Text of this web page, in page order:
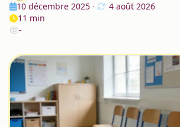
10 décembre 2025 ·
4 août 2026
11 min
-